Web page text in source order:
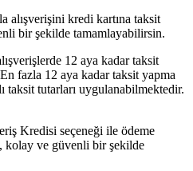
alışverişini kredi kartına taksit
bir şekilde tamamlayabilirsin.
12 aya kadar taksit
fazla 12 aya kadar taksit yapma
taksit tutarları uygulanabilmektedir.
Kredisi seçeneği ile ödeme
kolay ve güvenli bir şekilde